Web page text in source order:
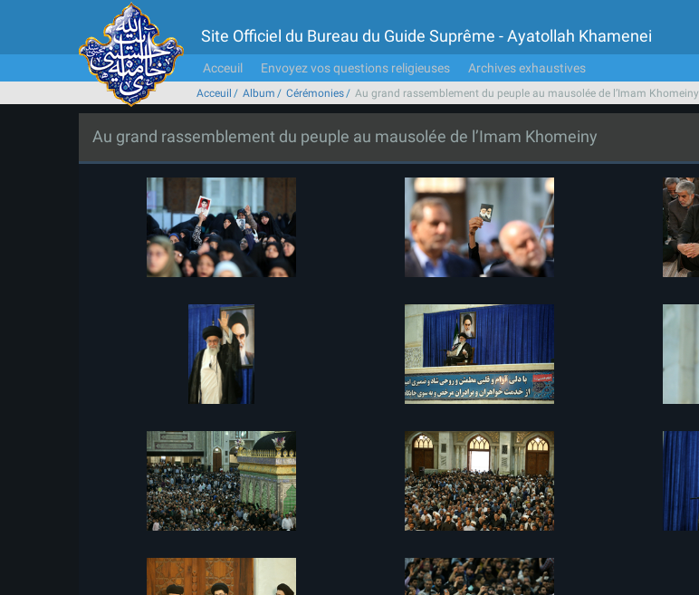
Site Officiel du Bureau du Guide Suprême - Ayatollah Khamenei
Acceuil Envoyez vos questions religieuses Archives exhaustives
Acceuil Album Cérémonies Au grand rassemblement du peuple au mausolée de l’Imam Khomeiny
Au grand rassemblement du peuple au mausolée de l’Imam Khomeiny